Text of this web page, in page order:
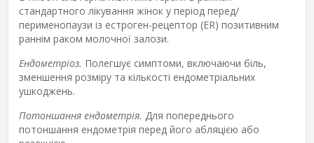
стандартного лікування жінок у період перед/
перименопаузи із естроген-рецептор (ER) позитивним
раннім раком молочної залози.
Ендометріоз. Полегшує симптоми, включаючи біль,
зменшення розміру та кількості ендометріальних
ушкоджень.
Потоншання ендометрія. Для попереднього
потоншання ендометрія перед його абляцією або